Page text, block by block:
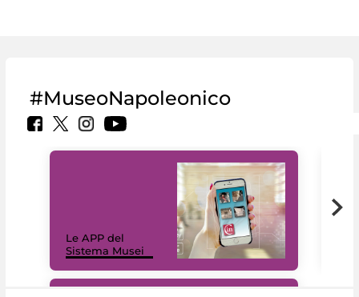
#MuseoNapoleonico
Le APP del
Sistema Musei